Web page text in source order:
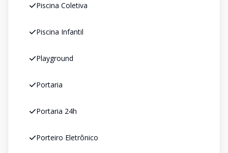
Piscina Coletiva
Piscina Infantil
Playground
Portaria
Portaria 24h
Porteiro Eletrônico